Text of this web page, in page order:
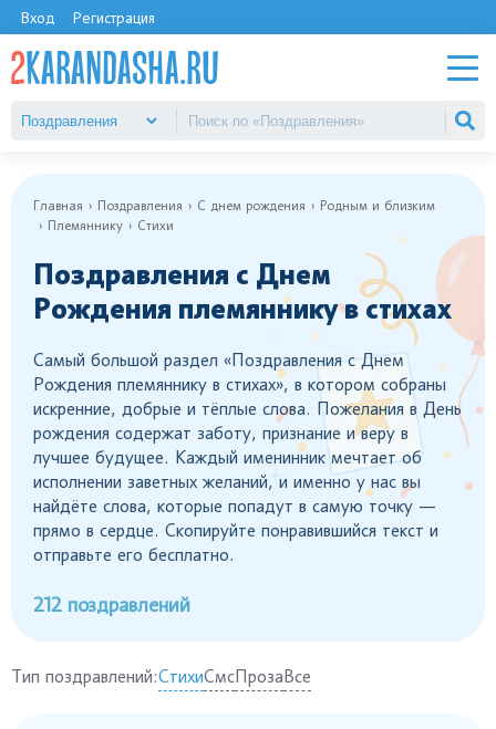
Вход Регистрация
Главная Поздравления С днем рождения
Родным и близким
Племяннику
Стихи
Поздравления с Днем
Рождения племяннику в стихах
Самый большой раздел «Поздравления с Днем
Рождения племяннику в стихах», в котором собраны
искренние, добрые и тёплые слова. Пожелания в День
рождения содержат заботу, признание и веру в
лучшее будущее. Каждый именинник мечтает об
исполнении заветных желаний, и именно у нас вы
найдёте слова, которые попадут в самую точку —
прямо в сердце. Скопируйте понравившийся текст и
отправьте его бесплатно.
212 поздравлений
Тип поздравлений:СтихиСмсПрозаВсе